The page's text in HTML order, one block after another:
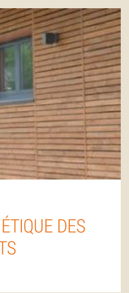
DES